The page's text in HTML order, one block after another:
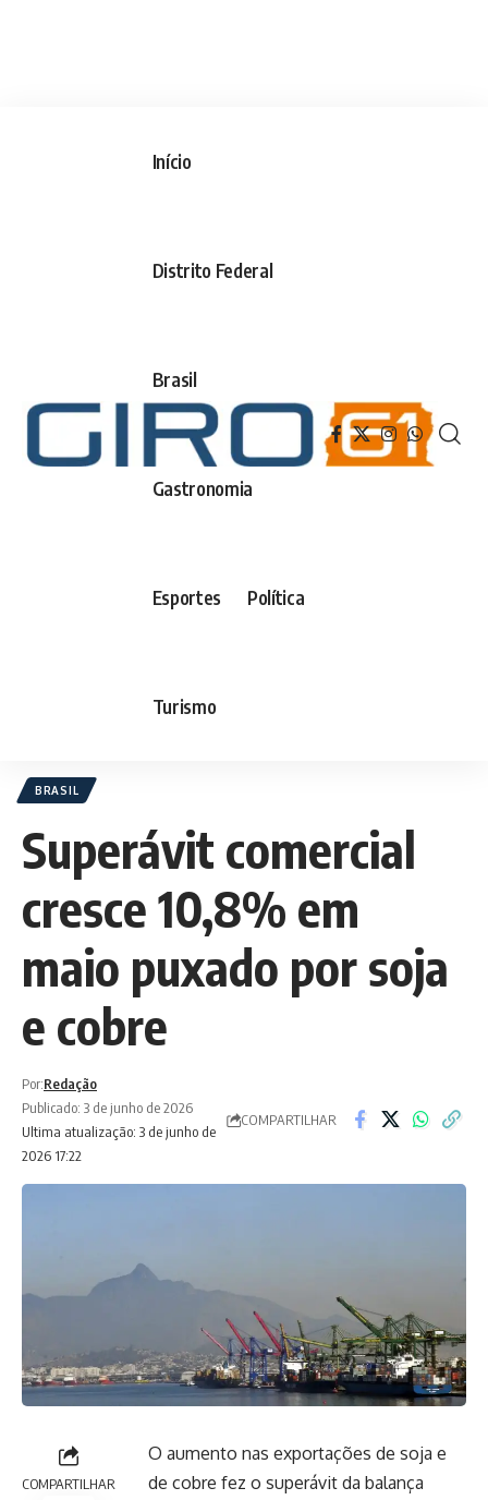
Início
Distrito Federal
Brasil
Gastronomia
Esportes Política
Turismo
BRASIL
Superávit comercial
cresce 10,8% em
maio puxado por soja
e cobre
Ultima atualização: 3 de junho de
2026 17:22
Por:Redação
Publicado: 3 de junho de 2026
COMPARTILHAR
COMPARTILHAR
O aumento nas exportações de soja e
de cobre fez o superávit da balança